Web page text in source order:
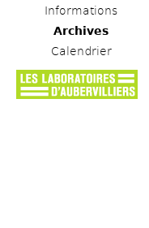
Informations
Archives
Calendrier